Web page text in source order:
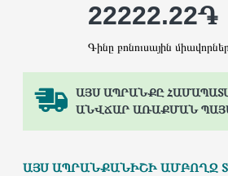
ԱՅՍ ԱՊՐԱՆՔԸ
ԱՆՎՃԱՐ ԱՌԱՔՄԱՆ
ԱՅՍ ԱՊՐԱՆՔԱՆԻՇԻ ԱՄԲՈՂՋ
22222.22֏
Գինը բոնուսային